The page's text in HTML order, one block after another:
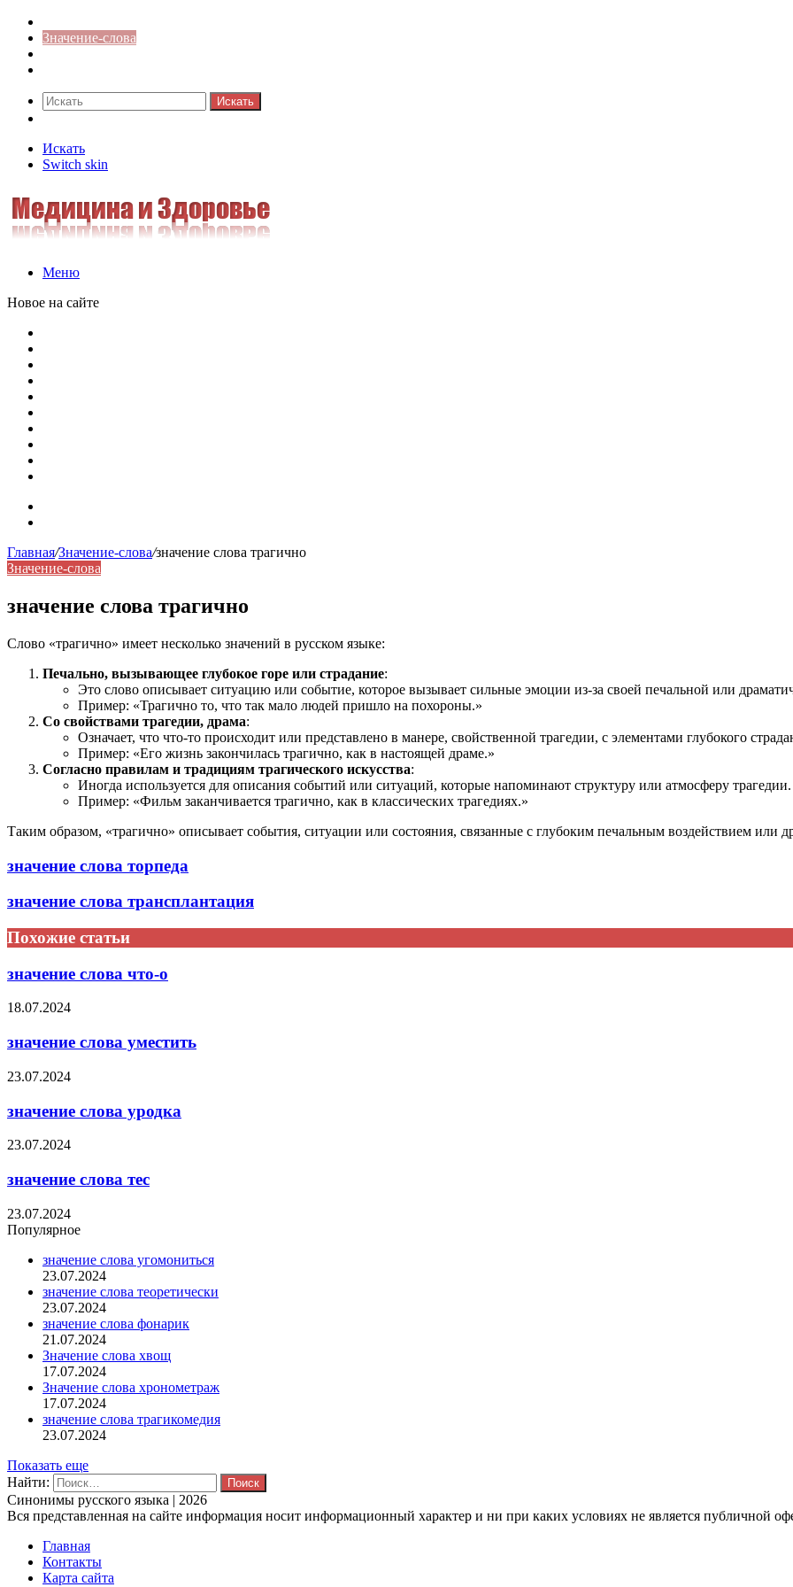
Значение-слова
Искать
Искать
Switch skin
Меню
Новое на сайте
Главная/Значение-слова/значение слова трагично
Значение-слова
значение слова трагично
Слово «трагично» имеет несколько значений в русском языке:
Печально, вызывающее глубокое горе или страдание:
Это слово описывает ситуацию или событие, которое вызывает сильные эмоции из-за своей печальной или
Пример: «Трагично то, что так мало людей пришло на похороны.»
Со свойствами трагедии, драма:
Означает, что что-то происходит или представлено в манере, свойственной трагедии, с элементами глубокого
Пример: «Его жизнь закончилась трагично, как в настоящей драме.»
Согласно правилам и традициям трагического искусства:
Иногда используется для описания событий или ситуаций, которые напоминают структуру или атмосферу трагедии.
Пример: «Фильм заканчивается трагично, как в классических трагедиях.»
Таким образом, «трагично» описывает события, ситуации или состояния, связанные с глубоким печальным воздействием или
значение слова торпеда
значение слова трансплантация
Похожие статьи
значение слова что-о
18.07.2024
значение слова уместить
23.07.2024
значение слова уродка
23.07.2024
значение слова тес
23.07.2024
Популярное
значение слова угомониться
23.07.2024
значение слова теоретически
23.07.2024
значение слова фонарик
21.07.2024
Значение слова хвощ
17.07.2024
Значение слова хронометраж
17.07.2024
значение слова трагикомедия
23.07.2024
Показать еще
Найти:
Синонимы русского языка | 2026
Вся представленная на сайте информация носит информационный характер и ни при каких условиях не является публичной
Главная
Контакты
Карта сайта